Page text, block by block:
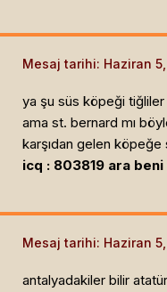
Mesaj tarihi: Haziran
ya şu süs köpeği tiğliler
ama st. bernard mı
karşıdan gelen köpeğe
icq : 803819 ara
Mesaj tarihi: Haziran
antalyadakiler bilir